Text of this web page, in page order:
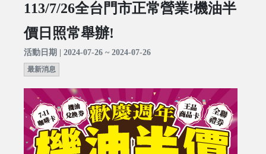
113/7/26全台門市正常營業!機油半
價日照常舉辦!
活動日期 | 2024-07-26 ~ 2024-07-26
最新消息